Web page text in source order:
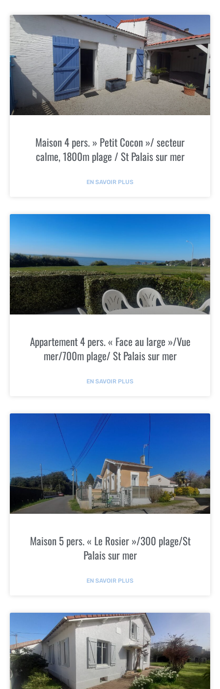
Maison 4 pers. » Petit Cocon »/ secteur
calme, 1800m plage / St Palais sur mer
EN SAVOIR PLUS
Appartement 4 pers. « Face au large »/Vue
mer/700m plage/ St Palais sur mer
EN SAVOIR PLUS
Maison 5 pers. « Le Rosier »/300 plage/St
Palais sur mer
EN SAVOIR PLUS